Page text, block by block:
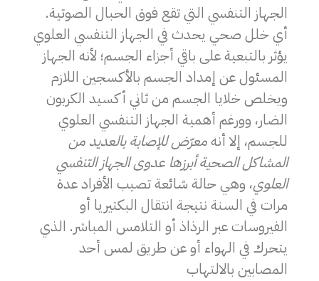
الجهاز التنفسي التي تقع فوق الحبال الصوتية.
أي خلل صحي يحدث في الجهاز التنفسي العلوي
يؤثر بالتبعية على باقي أجزاء الجسم؛ لأنه الجهاز
المسئول عن إمداد الجسم بالأكسجين اللازم
ويخلص خلايا الجسم من ثاني أكسيد الكربون
الضار، وورغم أهمية الجهاز التنفسي العلوي
للجسم، إلا أنهمعرّض للإصابة بالعديد من
المشاكل الصحية أبرزها عدوى الجهاز التنفسي
العلوي، وهي حالة شائعة تصيب الأفراد عدة
مرات في السنة نتيجة انتقال البكتيريا أو
الفيروسات عبر الرذاذ أو التلامس المباشر. الذي
يتحرك في الهواء أو عن طريق لمس أحد
المصابين بالالتهاب